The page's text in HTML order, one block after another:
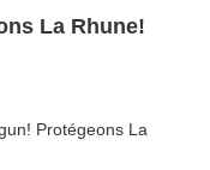
La Rhune!